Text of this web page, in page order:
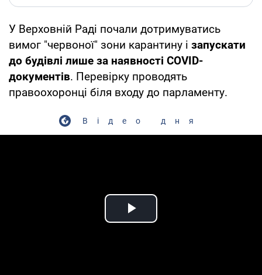
У Верховній Раді почали дотримуватись
вимог "червоної" зони карантину і запускати
до будівлі лише за наявності COVID-
документів. Перевірку проводять
правоохоронці біля входу до парламенту.
Відео дня
Play Video